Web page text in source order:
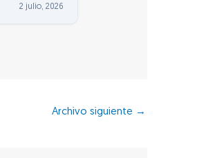
2 julio, 2026
Archivo siguiente →